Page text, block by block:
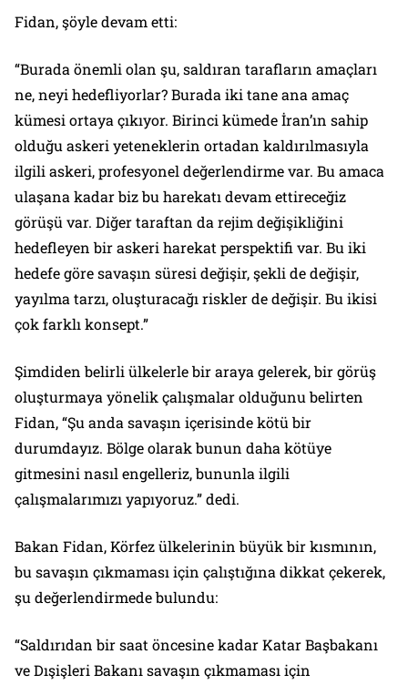
Fidan, şöyle devam etti:
“Burada önemli olan şu, saldıran tarafların amaçları
ne, neyi hedefliyorlar? Burada iki tane ana amaç
kümesi ortaya çıkıyor. Birinci kümede İran’ın sahip
olduğu askeri yeteneklerin ortadan kaldırılmasıyla
ilgili askeri, profesyonel değerlendirme var. Bu amaca
ulaşana kadar biz bu harekatı devam ettireceğiz
görüşü var. Diğer taraftan da rejim değişikliğini
hedefleyen bir askeri harekat perspektifi var. Bu iki
hedefe göre savaşın süresi değişir, şekli de değişir,
yayılma tarzı, oluşturacağı riskler de değişir. Bu ikisi
çok farklı konsept.”
Şimdiden belirli ülkelerle bir araya gelerek, bir görüş
oluşturmaya yönelik çalışmalar olduğunu belirten
Fidan, “Şu anda savaşın içerisinde kötü bir
durumdayız. Bölge olarak bunun daha kötüye
gitmesini nasıl engelleriz, bununla ilgili
çalışmalarımızı yapıyoruz.” dedi.
Bakan Fidan, Körfez ülkelerinin büyük bir kısmının,
bu savaşın çıkmaması için çalıştığına dikkat çekerek,
şu değerlendirmede bulundu:
“Saldırıdan bir saat öncesine kadar Katar Başbakanı
ve Dışişleri Bakanı savaşın çıkmaması için